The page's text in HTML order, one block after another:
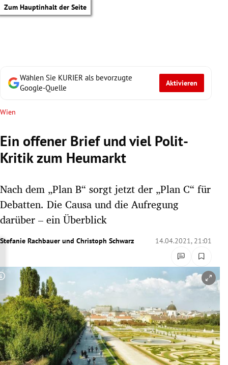
Zum Hauptinhalt der Seite
Untermenü
Untermenü
Untermenü
Untermenü
Untermenü
Untermenü
Wählen Sie KURIER als bevorzugte
Google-Quelle
Aktivieren
Wien
Ein offener Brief und viel Polit-
Kritik zum Heumarkt
Nach dem „Plan B“ sorgt jetzt der „Plan C“ für
Debatten. Die Causa und die Aufregung
darüber – ein Überblick
Stefanie Rachbauer und Christoph Schwarz 14.04.2021, 21:01
Copyright-Hinweis öffnen/schließen